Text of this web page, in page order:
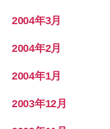
2004年3月
2004年2月
2004年1月
2003年12月